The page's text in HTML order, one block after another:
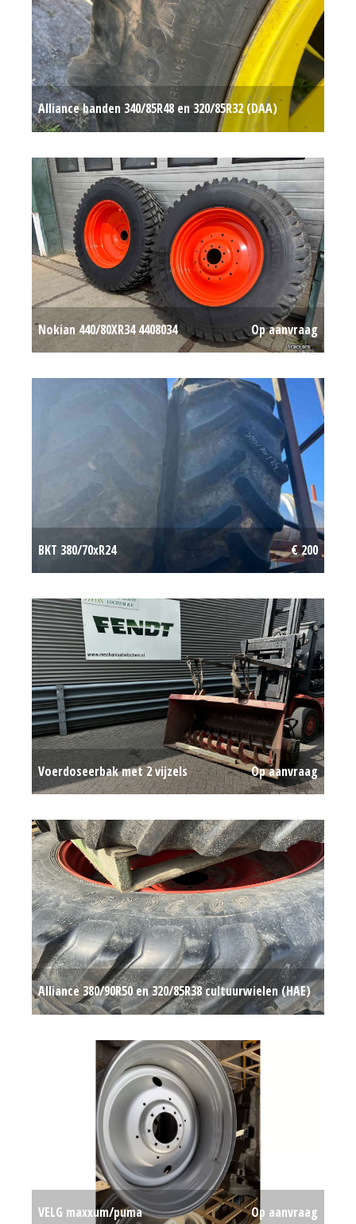
Alliance banden 340/85R48 en 320/85R32 (DAA)
Nokian 440/80XR34 4408034 Op aanvraag
BKT 380/70xR24 € 200
Voerdoseerbak met 2 vijzels Op aanvraag
Alliance 380/90R50 en 320/85R38 cultuurwielen (HAE)
VELG maxxum/puma Op aanvraag